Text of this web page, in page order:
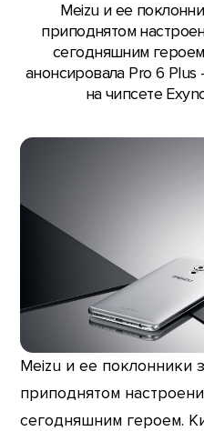
Meizu и ее
приподнятом
сегодняшним
анонсировала Pro 6
на чипсете
Meizu и ее поклонники
приподнятом
сегодняшним героем.